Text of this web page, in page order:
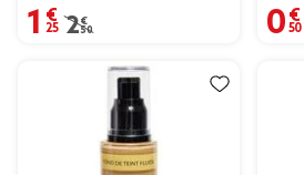
1,25 €
Prix remisé de 2,50 € à 1,25 €
2,50 €
0,50 €